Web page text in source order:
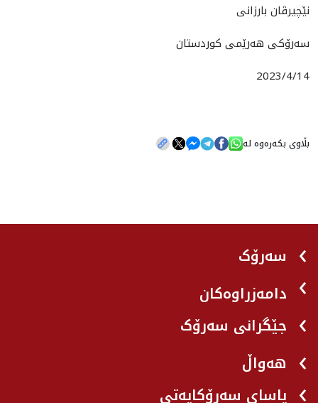
نێچيرڤان بارزانى
سه‌رۆكى هه‌رێمى كوردستان
2023/4/14
بڵاوی بکەرەوە لە
سەرۆک
دامەزراوەکان
جێگرانی سه‌رۆک
هه‌واڵ
یاسای سەرۆکایەتی